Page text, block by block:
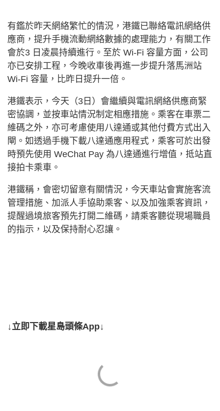
有鑑於昨天網絡繁忙的情況，港鐵已聯絡電訊網絡供
應商，提升手機流動網絡數據的處理能力，有關工作
會於3 日凌晨持續進行。至於 Wi-Fi 容量方面，公司
亦已安排工程，今晚收車後再進一步提升落馬洲站
Wi-Fi 容量，比昨日提升一倍。
港鐵表示，今天（3日）會繼續與電訊網絡供應商緊
密協調，並按車站情況制定相應措施。乘客在車票二
維碼之外，亦可考慮使用八達通或其他付費方式出入
閘。如透過手機下載八達通應用程式，乘客可於出發
時預先使用 WeChat Pay 為八達通進行增值，抵站直
接拍卡乘車。
港鐵稱，會密切留意有關情況，今天車站會實施客流
管理措施、加派人手協助乘客、以及加強乘客資訊，
提醒過境旅客預先打開二維碼，請乘客聽從現場職員
的指示，以及保持耐心忍讓。
↓立即下載星島頭條App↓